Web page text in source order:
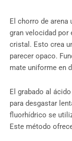
El chorro de arena
gran velocidad por
cristal. Esto crea
parecer opaco.
mate uniforme en
El grabado al
para desgastar
fluorhídrico se
Este método